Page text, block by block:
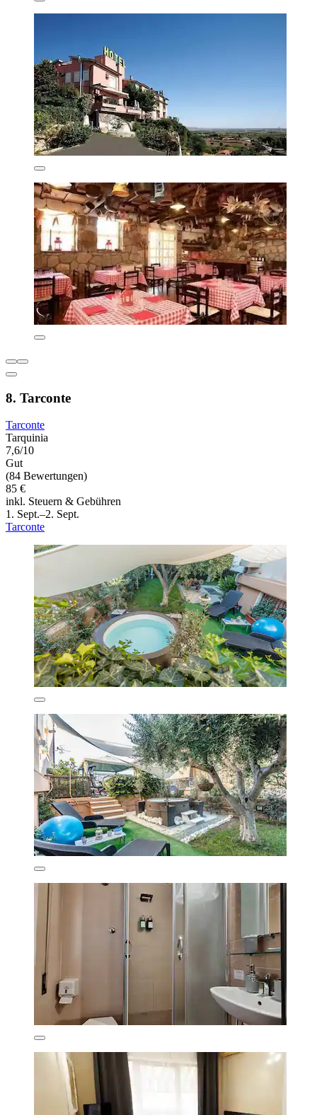
8. Tarconte
Tarconte
Tarquinia
7,6/10
Gut
(84 Bewertungen)
85 €
inkl. Steuern & Gebühren
1. Sept.–2. Sept.
Tarconte